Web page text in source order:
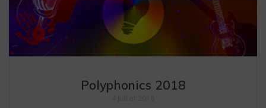
Polyphonics 2018